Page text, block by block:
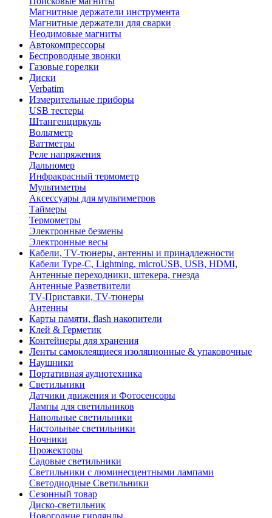
Магнитные держатели инструмента
Магнитные держатели для сварки
Неодимовые магниты
Автокомпрессоры
Беспроводные звонки
Газовые горелки
Диски
Verbatim
Измерительные приборы
USB тестеры
Штангенциркуль
Вольтметр
Ваттметры
Реле напряжения
Дальномер
Инфракрасный термометр
Мультиметры
Аксессуары для мультиметров
Таймеры
Термометры
Электронные безмены
Электронные весы
Кабели, TV-тюнеры, антенны и принадлежности
Кабели Type-C, Lightning, microUSB, USB, HDMI,
Антенные переходники, штекера, гнезда
Антенные Разветвители
TV-Приставки, TV-тюнеры
Антенны
Карты памяти, flash накопители
Клей & Герметик
Контейнеры для хранения
Ленты самоклеящиеся изоляционные & упаковочные
Наушники
Портативная аудиотехника
Светильники
Датчики движения и Фотосенсоры
Лампы для светильников
Напольные светильники
Настольные светильники
Ночники
Прожекторы
Садовые светильники
Светильники с люминесцентными лампами
Светодиодные Светильники
Сезонный товар
Диско-светильник
Новогодние гирлянды